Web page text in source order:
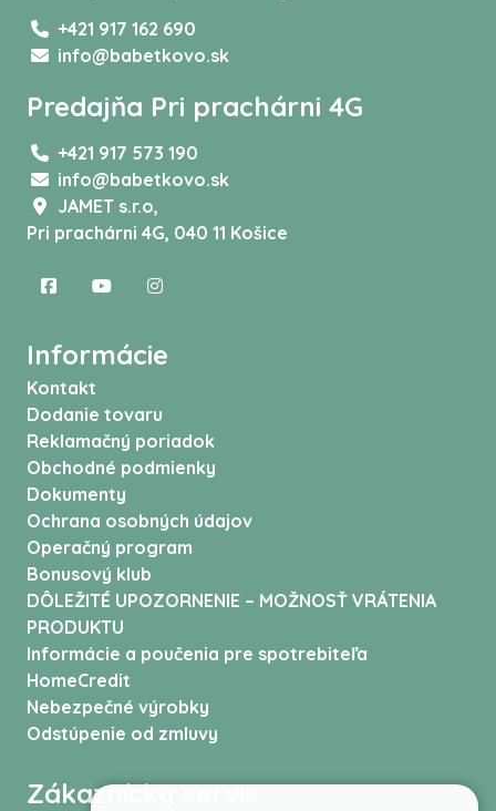
+421 917 162 690
info@babetkovo.sk
Predajňa Pri prachárni 4G
+421 917 573 190
info@babetkovo.sk
JAMET s.r.o,
Pri prachárni 4G, 040 11 Košice
Informácie
Kontakt
Dodanie tovaru
Reklamačný poriadok
Obchodné podmienky
Dokumenty
Ochrana osobných údajov
Operačný program
Bonusový klub
DÔLEŽITÉ UPOZORNENIE – MOŽNOSŤ VRÁTENIA
PRODUKTU
Informácie a poučenia pre spotrebiteľa
HomeCredit
Nebezpečné výrobky
Odstúpenie od zmluvy
Zákaznícky servis